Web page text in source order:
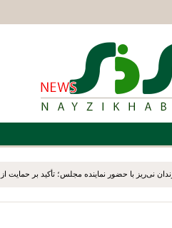
نی‌ریز با حضور نماینده مجلس؛ تأکید بر حمایت از